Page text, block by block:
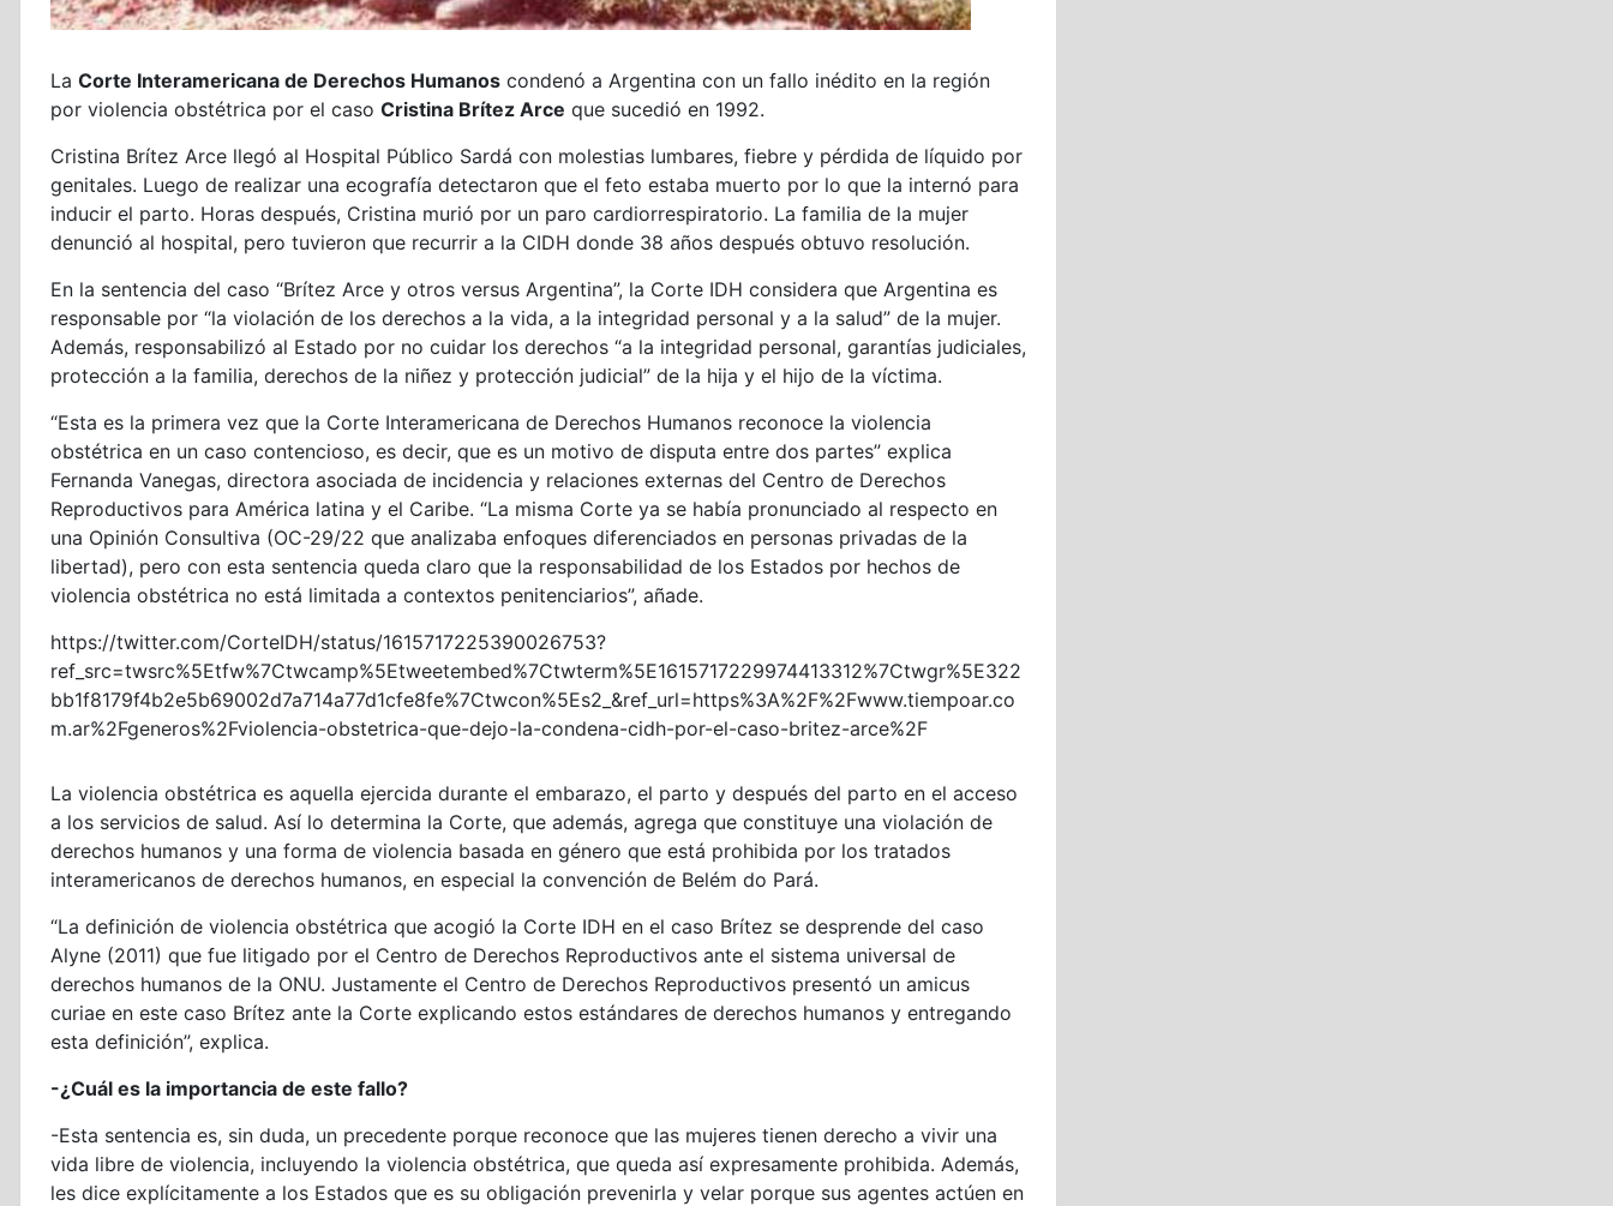
La Corte Interamericana de Derechos Humanos condenó a Argentina con un fallo inédito en la región
por violencia obstétrica por el caso Cristina Brítez Arce que sucedió en 1992.
Cristina Brítez Arce llegó al Hospital Público Sardá con molestias lumbares, fiebre y pérdida de líquido por
genitales. Luego de realizar una ecografía detectaron que el feto estaba muerto por lo que la internó para
inducir el parto. Horas después, Cristina murió por un paro cardiorrespiratorio. La familia de la mujer
denunció al hospital, pero tuvieron que recurrir a la CIDH donde 38 años después obtuvo resolución.
En la sentencia del caso “Brítez Arce y otros versus Argentina”, la Corte IDH considera que Argentina es
responsable por “la violación de los derechos a la vida, a la integridad personal y a la salud” de la mujer.
Además, responsabilizó al Estado por no cuidar los derechos “a la integridad personal, garantías judiciales,
protección a la familia, derechos de la niñez y protección judicial” de la hija y el hijo de la víctima.
“Esta es la primera vez que la Corte Interamericana de Derechos Humanos reconoce la violencia
obstétrica en un caso contencioso, es decir, que es un motivo de disputa entre dos partes” explica
Fernanda Vanegas, directora asociada de incidencia y relaciones externas del Centro de Derechos
Reproductivos para América latina y el Caribe. “La misma Corte ya se había pronunciado al respecto en
una Opinión Consultiva (OC-29/22 que analizaba enfoques diferenciados en personas privadas de la
libertad), pero con esta sentencia queda claro que la responsabilidad de los Estados por hechos de
violencia obstétrica no está limitada a contextos penitenciarios”, añade.
https://twitter.com/CorteIDH/status/1615717225390026753?
ref_src=twsrc%5Etfw%7Ctwcamp%5Etweetembed%7Ctwterm%5E1615717229974413312%7Ctwgr%5E322
bb1f8179f4b2e5b69002d7a714a77d1cfe8fe%7Ctwcon%5Es2_&ref_url=https%3A%2F%2Fwww.tiempoar.co
m.ar%2Fgeneros%2Fviolencia-obstetrica-que-dejo-la-condena-cidh-por-el-caso-britez-arce%2F
La violencia obstétrica es aquella ejercida durante el embarazo, el parto y después del parto en el acceso
a los servicios de salud. Así lo determina la Corte, que además, agrega que constituye una violación de
derechos humanos y una forma de violencia basada en género que está prohibida por los tratados
interamericanos de derechos humanos, en especial la convención de Belém do Pará.
“La definición de violencia obstétrica que acogió la Corte IDH en el caso Brítez se desprende del caso
Alyne (2011) que fue litigado por el Centro de Derechos Reproductivos ante el sistema universal de
derechos humanos de la ONU. Justamente el Centro de Derechos Reproductivos presentó un amicus
curiae en este caso Brítez ante la Corte explicando estos estándares de derechos humanos y entregando
esta definición”, explica.
-¿Cuál es la importancia de este fallo?
-Esta sentencia es, sin duda, un precedente porque reconoce que las mujeres tienen derecho a vivir una
vida libre de violencia, incluyendo la violencia obstétrica, que queda así expresamente prohibida. Además,
les dice explícitamente a los Estados que es su obligación prevenirla y velar porque sus agentes actúen en